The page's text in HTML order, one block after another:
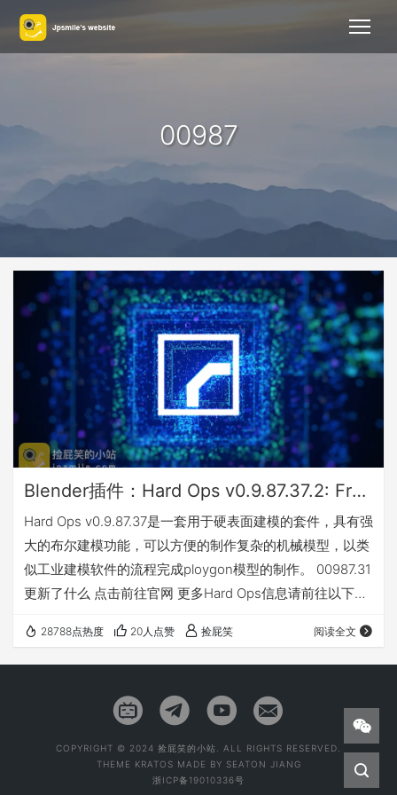
00987
Blender插件：Hard Ops v0.9.87.37.2: Francium 硬表面建模神器
Hard Ops v0.9.87.37是一套用于硬表面建模的套件，具有强
大的布尔建模功能，可以方便的制作复杂的机械模型，以类
似工业建模软件的流程完成ploygon模型的制作。 00987.31
更新了什么 点击前往官网 更多Hard Ops信息请前往以下链
容性 Blender 4.0, 3.6, 3.5, 3.4, 3.3, 3.2, 3.1, 3.0 安装方法
下载包内附安装方法。 我有话要说 下载地址 教程（…
28788点热度 20人点赞 捡屁笑 阅读全文
COPYRIGHT © 2024 捡屁笑的小站. ALL RIGHTS RESERVED.
THEME KRATOS MADE BY SEATON JIANG
浙ICP备19010336号